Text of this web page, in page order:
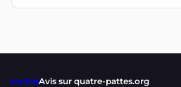
VerifierAvis sur quatre-pattes.org